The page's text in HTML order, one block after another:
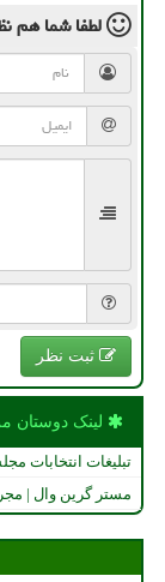
لطفا شما هم
ثبت نظر
لینک دوستان
تبلیغات انتخابات
مستر گرین وال |